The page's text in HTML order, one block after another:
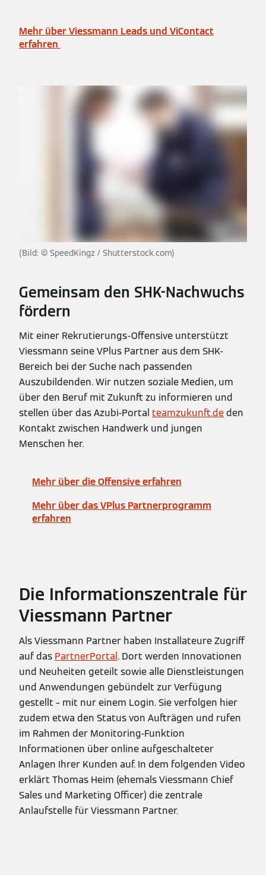
Mehr über Viessmann Leads und ViContact
erfahren
(Bild: © SpeedKingz / Shutterstock.com)
Gemeinsam den SHK-Nachwuchs
fördern
Mit einer Rekrutierungs-Offensive unterstützt
Viessmann seine VPlus Partner aus dem SHK-
Bereich bei der Suche nach passenden
Auszubildenden. Wir nutzen soziale Medien, um
über den Beruf mit Zukunft zu informieren und
stellen über das Azubi-Portal teamzukunft.deden
Kontakt zwischen Handwerk und jungen
Menschen her.
Mehr über die Offensive erfahren
Mehr über das VPlus Partnerprogramm
erfahren
Die Informationszentrale für
Viessmann Partner
Als Viessmann Partner haben Installateure Zugriff
auf das PartnerPortal . Dort werden Innovationen
und Neuheiten geteilt sowie alle Dienstleistungen
und Anwendungen gebündelt zur Verfügung
gestellt – mit nur einem Login. Sie verfolgen hier
zudem etwa den Status von Aufträgen und rufen
im Rahmen der Monitoring-Funktion
Informationen über online aufgeschalteter
Anlagen Ihrer Kunden auf. In dem folgenden Video
erklärt Thomas Heim (ehemals Viessmann Chief
Sales und Marketing Officer) die zentrale
Anlaufstelle für Viessmann Partner.